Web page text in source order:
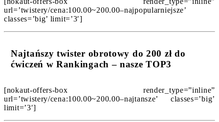
url=’twistery/cena:100.00~200.00–najpopularniejsze’
classes=’big’ limit=’3′]
Najtańszy twister obrotowy do 200 zł do
ćwiczeń w Rankingach – nasze TOP3
[nokaut-offers-box render_type=”inline”
url=’twistery/cena:100.00~200.00–najtansze’ classes=’big’
limit=’3′]